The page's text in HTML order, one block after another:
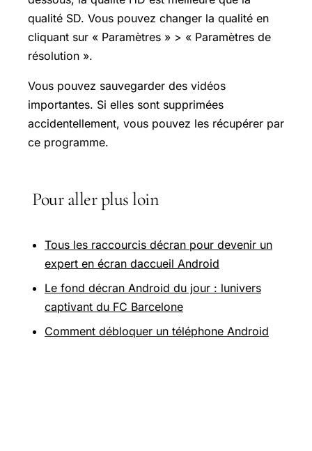
qualité SD. Vous pouvez changer la qualité en
cliquant sur « Paramètres » > « Paramètres de
résolution ».
Vous pouvez sauvegarder des vidéos
importantes. Si elles sont supprimées
accidentellement, vous pouvez les récupérer par
ce programme.
Pour aller plus loin
Tous les raccourcis décran pour devenir un
expert en écran daccueil Android
Le fond décran Android du jour : lunivers
captivant du FC Barcelone
Comment débloquer un téléphone Android